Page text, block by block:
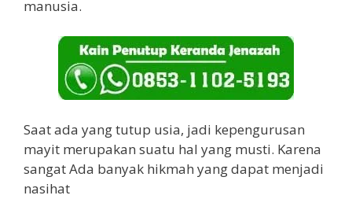
manusia.
Saat ada yang tutup usia, jadi kepengurusan
mayit merupakan suatu hal yang musti. Karena
sangat Ada banyak hikmah yang dapat menjadi
nasihat